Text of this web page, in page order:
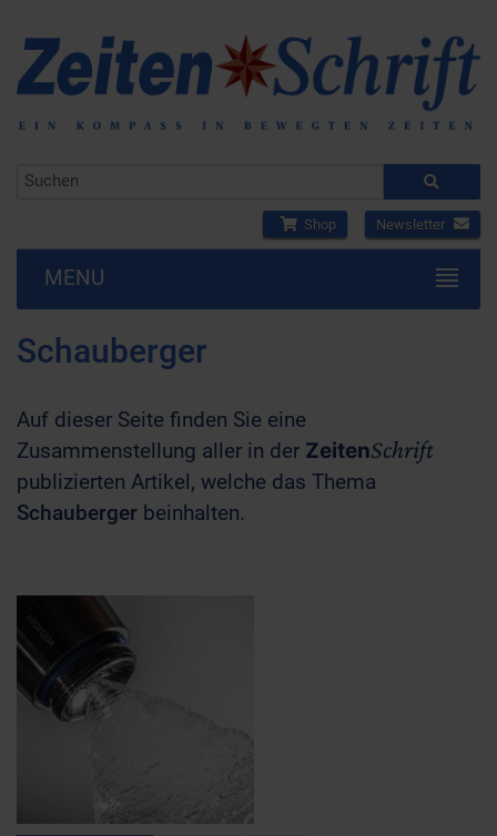
Shop Newsletter
MENU
Schauberger
Auf dieser Seite finden Sie eine
Zusammenstellung aller in der ZeitenSchrift
publizierten Artikel, welche das Thema
Schauberger beinhalten.